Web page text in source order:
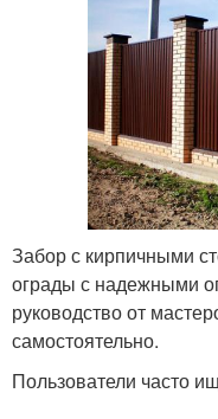
Забор с кирпичными
ограды с надежными
руководство от
самостоятельно.
Пользователи часто